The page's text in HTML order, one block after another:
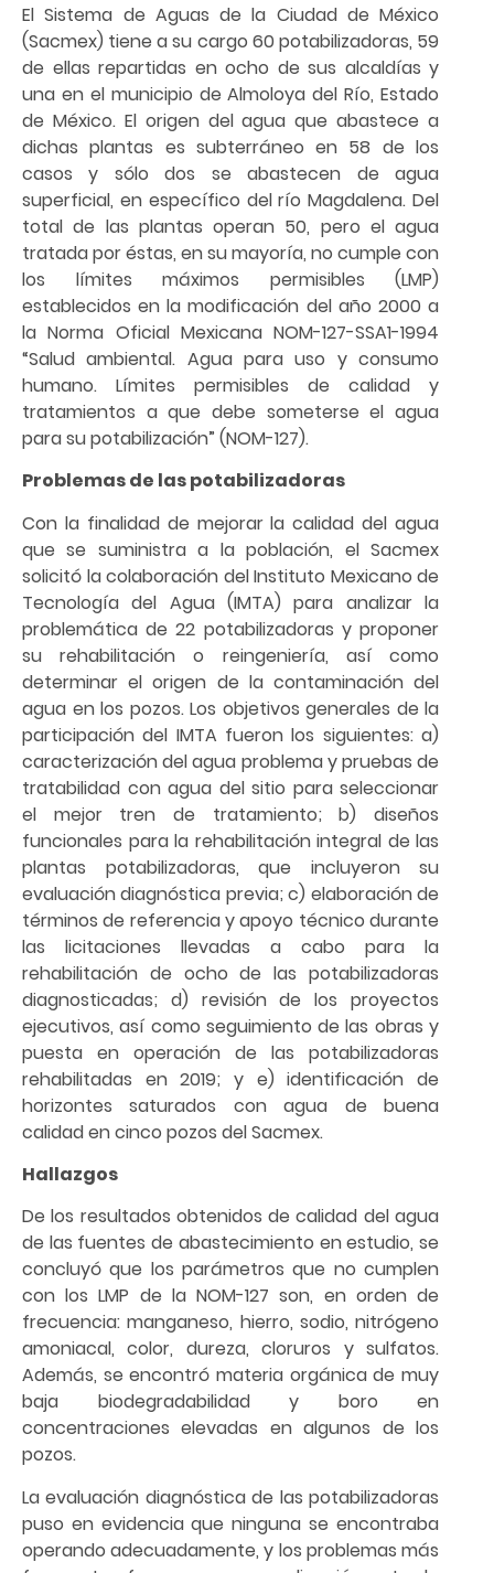
El Sistema de Aguas de la Ciudad de México
(Sacmex) tiene a su cargo 60 potabilizadoras, 59
de ellas repartidas en ocho de sus alcaldías y
una en el municipio de Almoloya del Río, Estado
de México. El origen del agua que abastece a
dichas plantas es subterráneo en 58 de los
casos y sólo dos se abastecen de agua
superficial, en específico del río Magdalena. Del
total de las plantas operan 50, pero el agua
tratada por éstas, en su mayoría, no cumple con
los límites máximos permisibles (LMP)
establecidos en la modificación del año 2000 a
la Norma Oficial Mexicana NOM-127-SSA1-1994
“Salud ambiental. Agua para uso y consumo
humano. Límites permisibles de calidad y
tratamientos a que debe someterse el agua
para su potabilización” (NOM-127).
Problemas de las potabilizadoras
Con la finalidad de mejorar la calidad del agua
que se suministra a la población, el Sacmex
solicitó la colaboración del Instituto Mexicano de
Tecnología del Agua (IMTA) para analizar la
problemática de 22 potabilizadoras y proponer
su rehabilitación o reingeniería, así como
determinar el origen de la contaminación del
agua en los pozos. Los objetivos generales de la
participación del IMTA fueron los siguientes: a)
caracterización del agua problema y pruebas de
tratabilidad con agua del sitio para seleccionar
el mejor tren de tratamiento; b) diseños
funcionales para la rehabilitación integral de las
plantas potabilizadoras, que incluyeron su
evaluación diagnóstica previa; c) elaboración de
términos de referencia y apoyo técnico durante
las licitaciones llevadas a cabo para la
rehabilitación de ocho de las potabilizadoras
diagnosticadas; d) revisión de los proyectos
ejecutivos, así como seguimiento de las obras y
puesta en operación de las potabilizadoras
rehabilitadas en 2019; y e) identificación de
horizontes saturados con agua de buena
calidad en cinco pozos del Sacmex.
Hallazgos
De los resultados obtenidos de calidad del agua
de las fuentes de abastecimiento en estudio, se
concluyó que los parámetros que no cumplen
con los LMP de la NOM-127 son, en orden de
frecuencia: manganeso, hierro, sodio, nitrógeno
amoniacal, color, dureza, cloruros y sulfatos.
Además, se encontró materia orgánica de muy
baja biodegradabilidad y boro en
concentraciones elevadas en algunos de los
pozos.
La evaluación diagnóstica de las potabilizadoras
puso en evidencia que ninguna se encontraba
operando adecuadamente, y los problemas más